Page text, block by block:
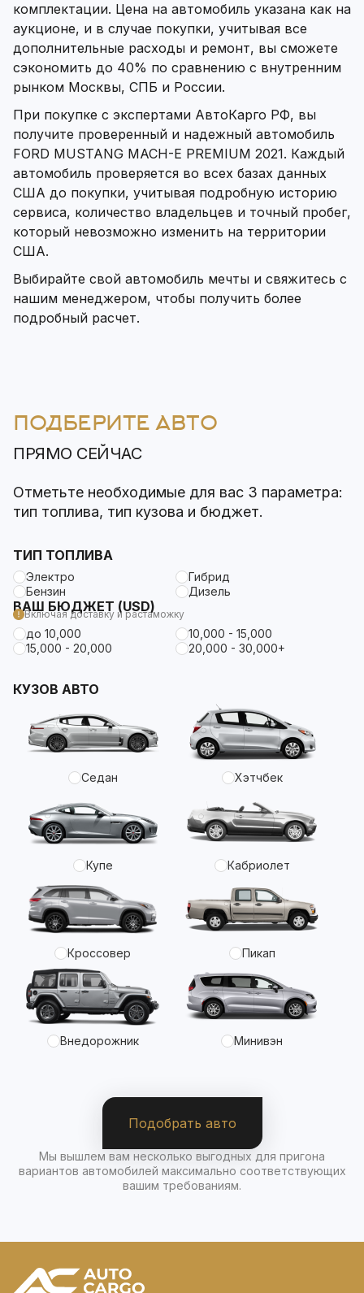
комплектации. Цена на автомобиль указана как на
аукционе, и в случае покупки, учитывая все
дополнительные расходы и ремонт, вы сможете
сэкономить до 40% по сравнению с внутренним
рынком Москвы, СПБ и России.
При покупке с экспертами АвтоКарго РФ, вы
получите проверенный и надежный автомобиль
FORD MUSTANG MACH-E PREMIUM 2021. Каждый
автомобиль проверяется во всех базах данных
США до покупки, учитывая подробную историю
сервиса, количество владельцев и точный пробег,
который невозможно изменить на территории
США.
Выбирайте свой автомобиль мечты и свяжитесь с
нашим менеджером, чтобы получить более
подробный расчет.
ПОДБЕРИТЕ АВТО
ПРЯМО СЕЙЧАС
Отметьте необходимые для вас 3 параметра:
тип топлива, тип кузова и бюджет.
ТИП ТОПЛИВА
Электро
Гибрид
Бензин
Дизель
ВАШ БЮДЖЕТ (USD)
Включая доставку и растаможку
до 10,000
10,000 - 15,000
15,000 - 20,000
20,000 - 30,000+
КУЗОВ АВТО
Седан Хэтчбек
Купе Кабриолет
Кроссовер Пикап
Внедорожник Минивэн
Подобрать авто
Мы вышлем вам несколько выгодных для пригона
вариантов автомобилей максимально соответствующих
вашим требованиям.